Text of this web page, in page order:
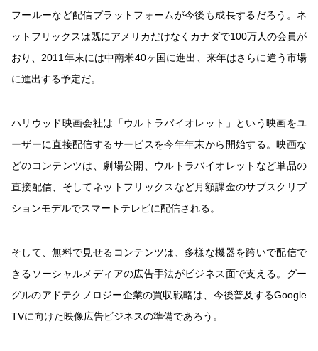
フールーなど配信プラットフォームが今後も成長するだろう。ネ
ットフリックスは既にアメリカだけなくカナダで100万人の会員が
おり、2011年末には中南米40ヶ国に進出、来年はさらに違う市場
に進出する予定だ。
ハリウッド映画会社は「ウルトラバイオレット」という映画をユ
ーザーに直接配信するサービスを今年年末から開始する。映画な
どのコンテンツは、劇場公開、ウルトラバイオレットなど単品の
直接配信、そしてネットフリックスなど月額課金のサブスクリプ
ションモデルでスマートテレビに配信される。
そして、無料で見せるコンテンツは、多様な機器を跨いで配信で
きるソーシャルメディアの広告手法がビジネス面で支える。グー
グルのアドテクノロジー企業の買収戦略は、今後普及するGoogle
TVに向けた映像広告ビジネスの準備であろう。